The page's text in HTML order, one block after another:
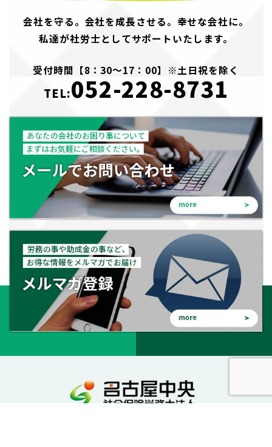
会社を守る。会社を成長させる。幸せな会社に。
私達が社労士としてサポートいたします。
受付時間【8：30～17：00】※土日祝を除く
TEL:052-228-8731